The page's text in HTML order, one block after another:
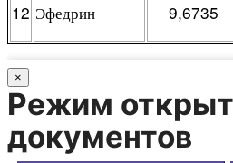
12 Эфедрин 9,6735
×
Режим
документов